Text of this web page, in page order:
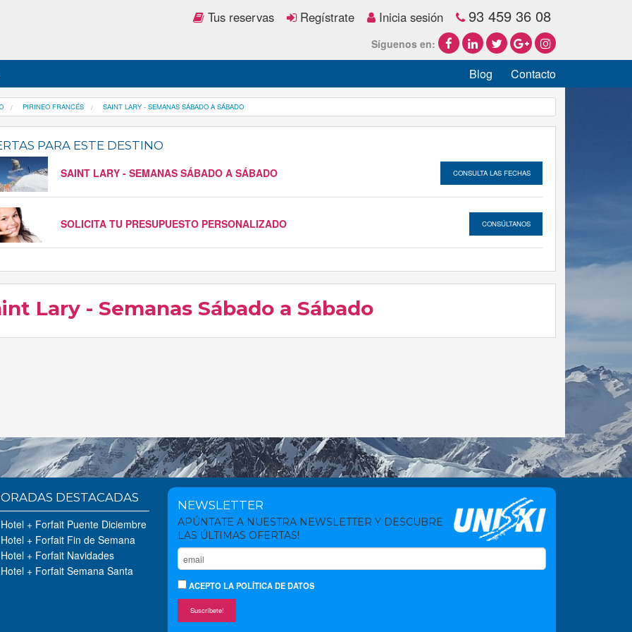
Tus reservas Regístrate Inicia sesión 93 459 36 08
Síguenos en:
Blog Contacto
PIRINEO FRANCÉS SAINT LARY - SEMANAS SÁBADO A SÁBADO
PARA ESTE DESTINO
SAINT LARY - SEMANAS SÁBADO A SÁBADO
CONSULTA LAS FECHAS
SOLICITA TU PRESUPUESTO PERSONALIZADO CONSÚLTANOS
Lary - Semanas Sábado a Sábado
DESTACADAS
+ Forfait Puente Diciembre
+ Forfait Fin de Semana
+ Forfait Navidades
+ Forfait Semana Santa
NEWSLETTER
APÚNTATE A NUESTRA NEWSLETTER Y DESCUBRE
LAS ÚLTIMAS OFERTAS!
ACEPTOLA POLÍTICA DE DATOS
Suscríbete!